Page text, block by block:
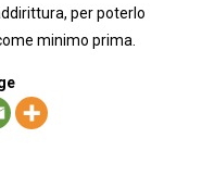
per poterlo
minimo prima.